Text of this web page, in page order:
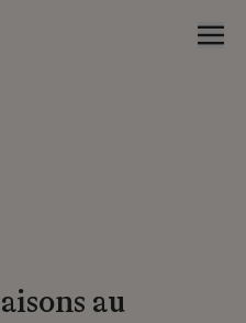
au